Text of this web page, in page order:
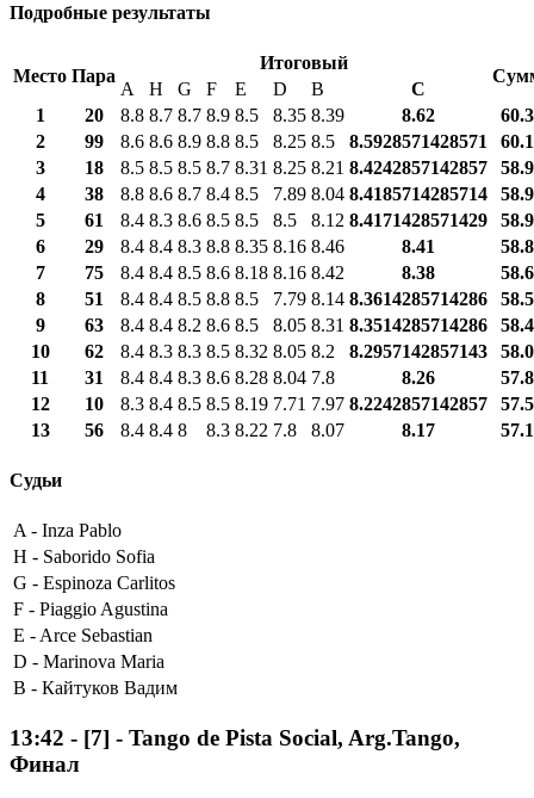
Подробные результаты
Место Пара
Итоговый
A H G F E D B
С
1
20 8.8 8.7 8.7 8.9 8.5 8.35 8.39 8.62
2
99 8.6 8.6 8.9 8.8 8.5 8.25 8.5 8.5928571428571
3
18 8.5 8.5 8.5 8.7 8.31 8.25 8.21 8.4242857142857
4
38 8.8 8.6 8.7 8.4 8.5 7.89 8.04 8.4185714285714
5
61 8.4 8.3 8.6 8.5 8.5 8.5 8.12 8.4171428571429
6
29 8.4 8.4 8.3 8.8 8.35 8.16 8.46 8.41
7
75 8.4 8.4 8.5 8.6 8.18 8.16 8.42 8.38
8
51 8.4 8.4 8.5 8.8 8.5 7.79 8.14 8.3614285714286
9
63 8.4 8.4 8.2 8.6 8.5 8.05 8.31 8.3514285714286
10
62 8.4 8.3 8.3 8.5 8.32 8.05 8.2 8.2957142857143
11
31 8.4 8.4 8.3 8.6 8.28 8.04 7.8 8.26
12
10 8.3 8.4 8.5 8.5 8.19 7.71 7.97 8.2242857142857
13
56 8.4 8.4 8 8.3 8.22 7.8 8.07 8.17
Судьи
A - Inza Pablo
H - Saborido Sofia
G - Espinoza Carlitos
F - Piaggio Agustina
E - Arce Sebastian
D - Marinova Maria
B - Кайтуков Вадим
13:42 - [7] - Tango de Pista Social, Arg.Tango,
Финал